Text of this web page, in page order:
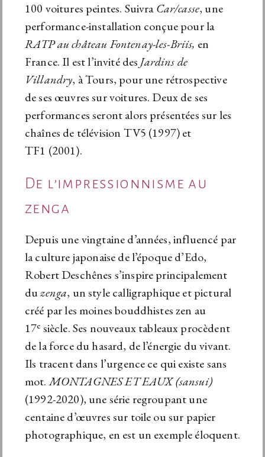
100 voitures peintes. SuivraCar/casse, une
performance-installation conçue pour la
RATP au château Fontenay-les-Briis, en
France. Il est l’invité des Jardins de
Villandry, à Tours, pour une rétrospective
de ses œuvres sur voitures. Deux de ses
performances seront alors présentées sur les
chaînes de télévision TV5 (1997) et
TF1 (2001).
De l’impressionnisme au
zenga
Depuis une vingtaine d’années, influencé par
la culture japonaise de l’époque d’Edo,
Robert Deschênes s’inspire principalement
duzenga, un style calligraphique et pictural
créé par les moines bouddhistes zen au
17e siècle. Ses nouveaux tableaux procèdent
de la force du hasard, de l’énergie du vivant.
Ils tracent dans l’urgence ce qui existe sans
mot.MONTAGNES ET EAUX (sansui)
(1992-2020), une série regroupant une
centaine d’œuvres sur toile ou sur papier
photographique, en est un exemple éloquent.